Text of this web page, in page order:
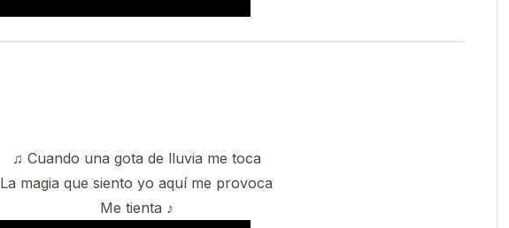
♫ Cuando una gota de lluvia me toca
La magia que siento yo aquí me provoca
Me tienta ♪